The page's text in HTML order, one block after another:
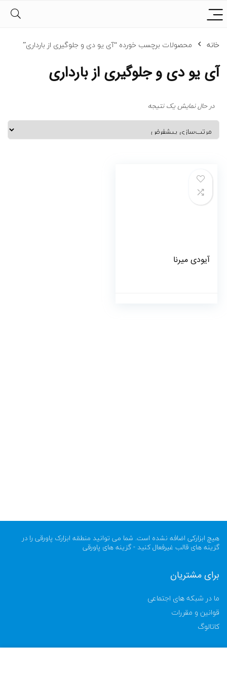
خانه محصولات برچسب خورده “آی یو دی و جلوگیری از بارداری”
آی یو دی و جلوگیری از بارداری
در حال نمایش یک نتیجه
آیودی میرنا
هیچ ابزارکی اضافه نشده است. شما می توانید منطقه ابزارک پاورقی را در
گزینه های قالب غیرفعال کنید - گزینه های پاورقی
برای مشتریان
ما در شبکه های اجتماعی
قوانین و مقررات
کاتالوگ